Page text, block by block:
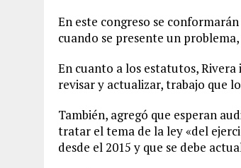
En este congreso se
cuando se presente un
En cuanto a los estatutos, Rivera
revisar y actualizar, trabajo que
También, agregó que esperan
tratar el tema de la ley «del
desde el 2015 y que se debe